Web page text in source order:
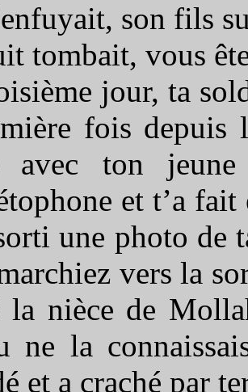
son fils
tombait, vous
jour, ta
fois depuis
avec ton
et t’a
une photo de
vers la
la nièce de
ne la
et a craché par